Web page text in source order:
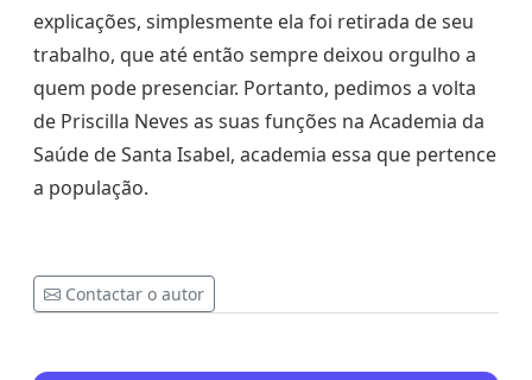
explicações, simplesmente ela foi retirada de seu
trabalho, que até então sempre deixou orgulho a
quem pode presenciar. Portanto, pedimos a volta
de Priscilla Neves as suas funções na Academia da
Saúde de Santa Isabel, academia essa que pertence
a população.
Contactar o autor